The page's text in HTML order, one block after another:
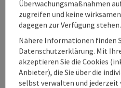
Überwachungsmaßnahmen
zugreifen und keine
dagegen zur Verfügung stehen.
Nähere Informationen finden
Datenschutzerklärung. Mit
akzeptieren Sie die Cookies
Anbieter), die Sie über die
selbst verwalten und jederzeit